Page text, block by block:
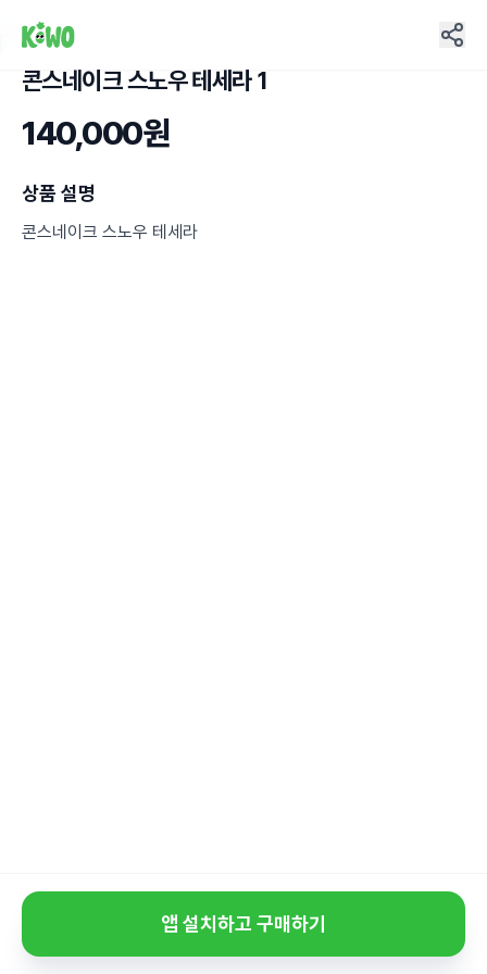
콘스네이크 스노우 테세라 1
140,000원
상품 설명
콘스네이크 스노우 테세라
앱 설치하고 구매하기